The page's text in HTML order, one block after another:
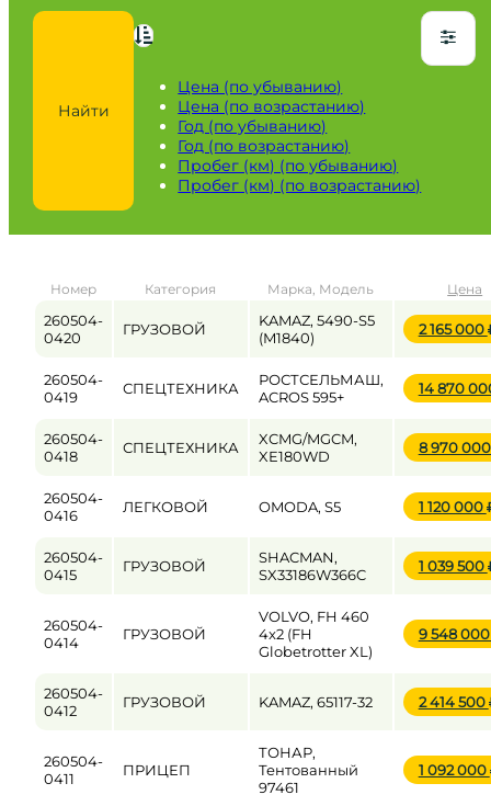
Город / регион
от до
Пробег / Наработка
Цена
Найти
Цена (по убыванию)
Цена (по возрастанию)
Год (по убыванию)
Год (по возрастанию)
Пробег (км) (по убыванию)
Пробег (км) (по возрастанию)
Номер Категория Марка, Модель Цена
260504-
0420
ГРУЗОВОЙ
KAMAZ, 5490-S5
(M1840)
2 165 000
260504-
0419
СПЕЦТЕХНИКА
РОСТСЕЛЬМАШ,
ACROS 595+
14 870
260504-
0418
СПЕЦТЕХНИКА
XCMG/MGCM,
XE180WD
8 970
260504-
0416
ЛЕГКОВОЙ OMODA, S5 1 120 000
260504-
0415
ГРУЗОВОЙ
SHACMAN,
SX33186W366C
1 039 500
260504-
0414
ГРУЗОВОЙ
VOLVO, FH 460
4x2 (FH
Globetrotter XL)
9 548
260504-
0412
ГРУЗОВОЙ KAMAZ, 65117-32 2 414 500
260504-
0411
ПРИЦЕП
ТОНАР,
Тентованный
97461
1 092 000